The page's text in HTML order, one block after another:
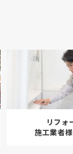
リフォ
施工業者様